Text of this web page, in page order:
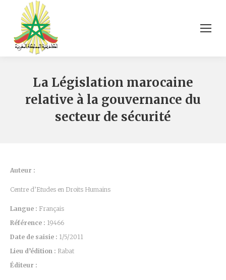
La Législation marocaine
relative à la gouvernance du
secteur de sécurité
Auteur :
Centre d’Etudes en Droits Humains
Langue : Français
Référence : 19466
Date de saisie : 1/5/2011
Lieu d’édition : Rabat
Éditeur :